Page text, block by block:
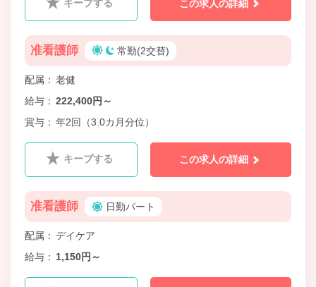
キープする この求人の詳細
准看護師 常勤(2交替)
配属
老健
給与
222,400円～
賞与
年2回（3.0カ月分位）
キープする この求人の詳細
准看護師 日勤パート
配属
デイケア
給与
1,150円～